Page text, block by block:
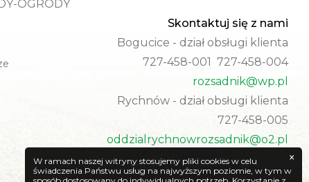
OGRODY
Skontaktuj się z nami
Bogucice - dział obsługi klienta
727-458-001 727-458-004
rozsadnik@wp.pl
Rychnów - dział obsługi klienta
727-458-005
oddzialrychnowrozsadnik@o2.pl
×
W ramach naszej witryny stosujemy pliki cookies w celu
świadczenia Państwu usług na najwyższym poziomie, w tym w